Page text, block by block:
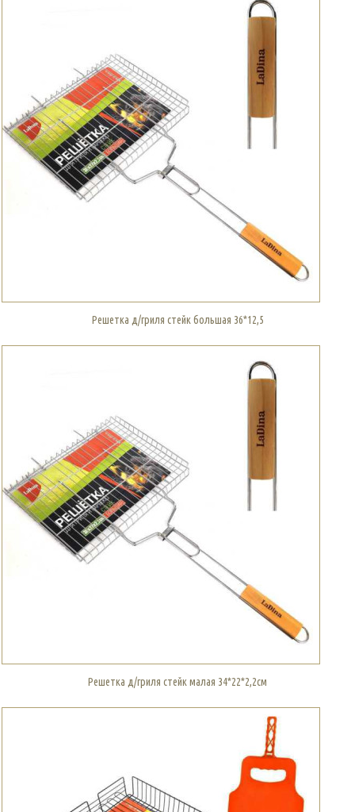
Решетка д/гриля стейк большая 36*12,5
Решетка д/гриля стейк малая 34*22*2,2см